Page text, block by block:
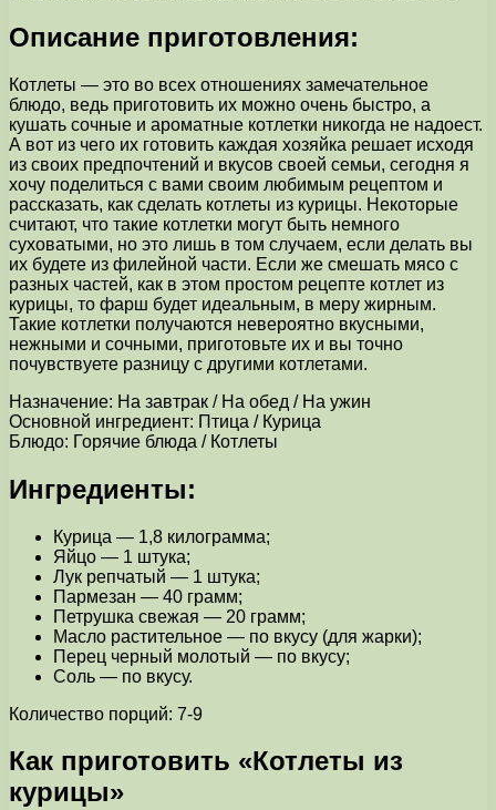
Описание приготовления:
Котлеты — это во всех отношениях замечательное
блюдо, ведь приготовить их можно очень быстро, а
кушать сочные и ароматные котлетки никогда не надоест.
А вот из чего их готовить каждая хозяйка решает исходя
из своих предпочтений и вкусов своей семьи, сегодня я
хочу поделиться с вами своим любимым рецептом и
рассказать, как сделать котлеты из курицы. Некоторые
считают, что такие котлетки могут быть немного
суховатыми, но это лишь в том случаем, если делать вы
их будете из филейной части. Если же смешать мясо с
разных частей, как в этом простом рецепте котлет из
курицы, то фарш будет идеальным, в меру жирным.
Такие котлетки получаются невероятно вкусными,
нежными и сочными, приготовьте их и вы точно
почувствуете разницу с другими котлетами.
Назначение: На завтрак / На обед / На ужин
Основной ингредиент: Птица / Курица
Блюдо: Горячие блюда / Котлеты
Ингредиенты:
Курица — 1,8 килограмма;
Яйцо — 1 штука;
Лук репчатый — 1 штука;
Пармезан — 40 грамм;
Петрушка свежая — 20 грамм;
Масло растительное — по вкусу (для жарки);
Перец черный молотый — по вкусу;
Соль — по вкусу.
Количество порций: 7-9
Как приготовить «Котлеты из
курицы»